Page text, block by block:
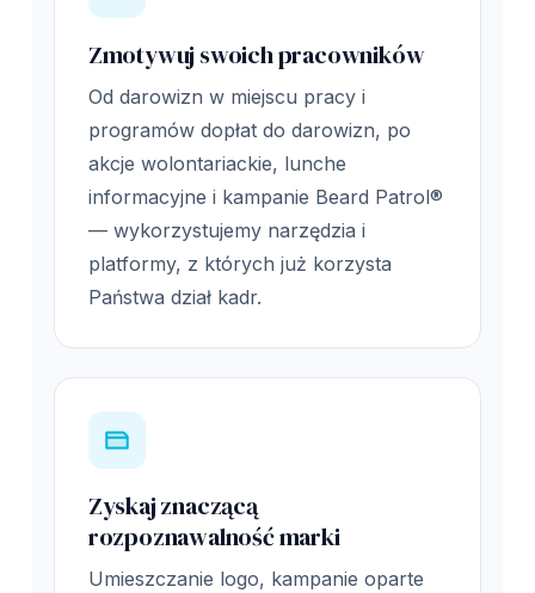
Zmotywuj swoich pracowników
Od darowizn w miejscu pracy i
programów dopłat do darowizn, po
akcje wolontariackie, lunche
informacyjne i kampanie Beard Patrol®
— wykorzystujemy narzędzia i
platformy, z których już korzysta
Państwa dział kadr.
Zyskaj znaczącą
rozpoznawalność marki
Umieszczanie logo, kampanie oparte